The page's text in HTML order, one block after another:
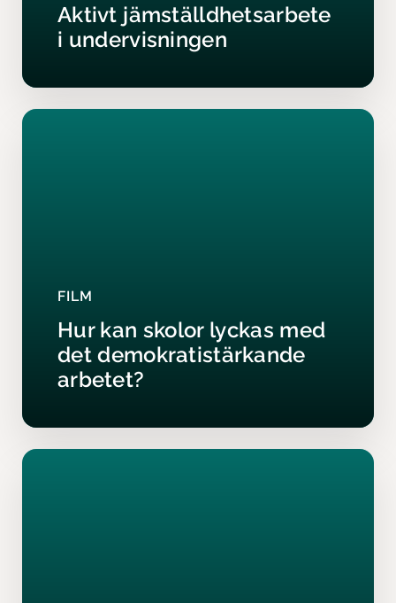
Aktivt jämställdhetsarbete
i undervisningen
FILM
Hur kan skolor lyckas med
det demokratistärkande
arbetet?